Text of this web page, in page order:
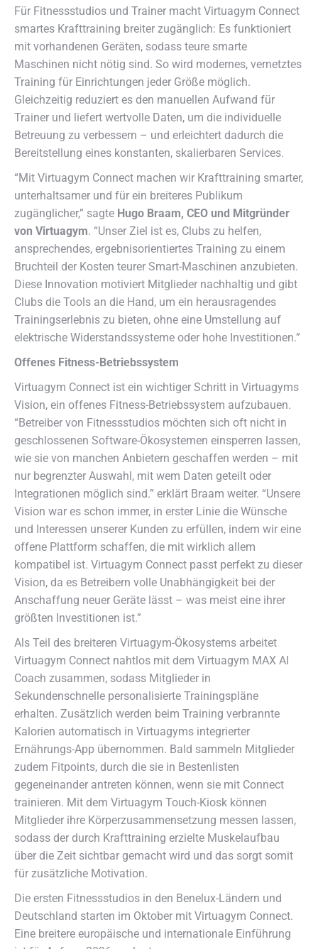
Für Fitnessstudios und Trainer macht Virtuagym Connect
smartes Krafttraining breiter zugänglich: Es funktioniert
mit vorhandenen Geräten, sodass teure smarte
Maschinen nicht nötig sind. So wird modernes, vernetztes
Training für Einrichtungen jeder Größe möglich.
Gleichzeitig reduziert es den manuellen Aufwand für
Trainer und liefert wertvolle Daten, um die individuelle
Betreuung zu verbessern – und erleichtert dadurch die
Bereitstellung eines konstanten, skalierbaren Services.
“Mit Virtuagym Connect machen wir Krafttraining smarter,
unterhaltsamer und für ein breiteres Publikum
zugänglicher,” sagte Hugo Braam, CEO und Mitgründer
von Virtuagym. “Unser Ziel ist es, Clubs zu helfen,
ansprechendes, ergebnisorientiertes Training zu einem
Bruchteil der Kosten teurer Smart-Maschinen anzubieten.
Diese Innovation motiviert Mitglieder nachhaltig und gibt
Clubs die Tools an die Hand, um ein herausragendes
Trainingserlebnis zu bieten, ohne eine Umstellung auf
elektrische Widerstandssysteme oder hohe Investitionen.”
Offenes Fitness-Betriebssystem
Virtuagym Connect ist ein wichtiger Schritt in Virtuagyms
Vision, ein offenes Fitness-Betriebssystem aufzubauen.
“Betreiber von Fitnessstudios möchten sich oft nicht in
geschlossenen Software-Ökosystemen einsperren lassen,
wie sie von manchen Anbietern geschaffen werden – mit
nur begrenzter Auswahl, mit wem Daten geteilt oder
Integrationen möglich sind.” erklärt Braam weiter. “Unsere
Vision war es schon immer, in erster Linie die Wünsche
und Interessen unserer Kunden zu erfüllen, indem wir eine
offene Plattform schaffen, die mit wirklich allem
kompatibel ist. Virtuagym Connect passt perfekt zu dieser
Vision, da es Betreibern volle Unabhängigkeit bei der
Anschaffung neuer Geräte lässt – was meist eine ihrer
größten Investitionen ist.”
Als Teil des breiteren Virtuagym-Ökosystems arbeitet
Virtuagym Connect nahtlos mit dem Virtuagym MAX AI
Coach zusammen, sodass Mitglieder in
Sekundenschnelle personalisierte Trainingspläne
erhalten. Zusätzlich werden beim Training verbrannte
Kalorien automatisch in Virtuagyms integrierter
Ernährungs-App übernommen. Bald sammeln Mitglieder
zudem Fitpoints, durch die sie in Bestenlisten
gegeneinander antreten können, wenn sie mit Connect
trainieren. Mit dem Virtuagym Touch-Kiosk können
Mitglieder ihre Körperzusammensetzung messen lassen,
sodass der durch Krafttraining erzielte Muskelaufbau
über die Zeit sichtbar gemacht wird und das sorgt somit
für zusätzliche Motivation.
Die ersten Fitnessstudios in den Benelux-Ländern und
Deutschland starten im Oktober mit Virtuagym Connect.
Eine breitere europäische und internationale Einführung